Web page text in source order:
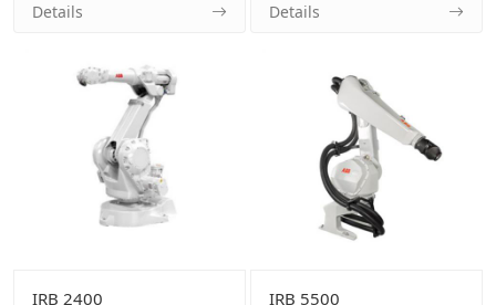
Details Details
IRB 2400 IRB 5500